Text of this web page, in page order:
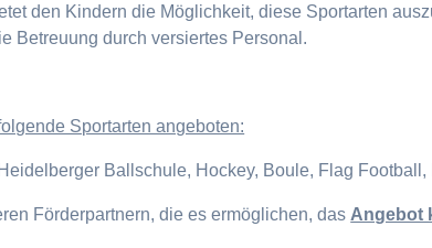
den Kindern die Möglichkeit, diese Sportarten
Betreuung durch versiertes Personal.
Sportarten angeboten:
Ballschule, Hockey, Boule, Flag
Förderpartnern, die es ermöglichen, das Angebot